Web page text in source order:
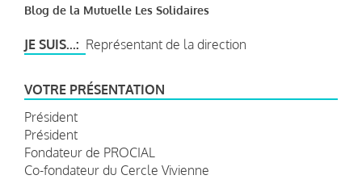
Blog de la Mutuelle Les Solidaires
JE SUIS... Représentant de la direction
VOTRE PRÉSENTATION
Président
Président
Fondateur de PROCIAL
Co-fondateur du Cercle Vivienne